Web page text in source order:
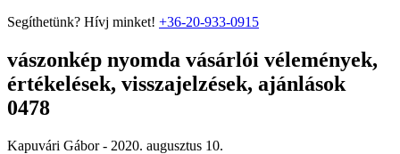
Segíthetünk? Hívj minket! +36-20-933-0915
vászonkép nyomda vásárlói vélemények,
értékelések, visszajelzések, ajánlások
0478
Kapuvári Gábor - 2020. augusztus 10.